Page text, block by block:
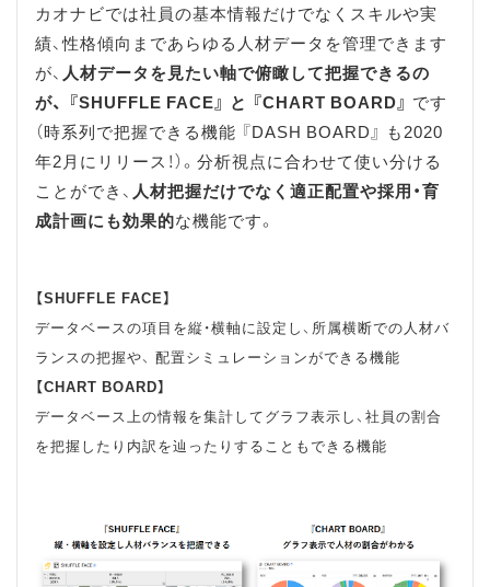
カオナビでは社員の基本情報だけでなくスキルや実
績、性格傾向まであらゆる人材データを管理できます
が、 人材データを見たい軸で俯瞰して把握できるの
が、 『SHUFFLE FACE』 と 『CHART BOARD』 です
（時系列で把握できる機能 『DASH BOARD』 も2020
年2月にリリース！）。分析視点に合わせて使い分ける
ことができ、 人材把握だけでなく適正配置や採用・育
成計画にも効果的な機能です。
【SHUFFLE FACE】
データベースの項目を縦・横軸に設定し、所属横断での人材バ
ランスの把握や、 配置シミュレーションができる機能
【CHART BOARD】
データベース上の情報を集計してグラフ表示し、社員の割合
を把握したり内訳を辿ったりすることもできる機能